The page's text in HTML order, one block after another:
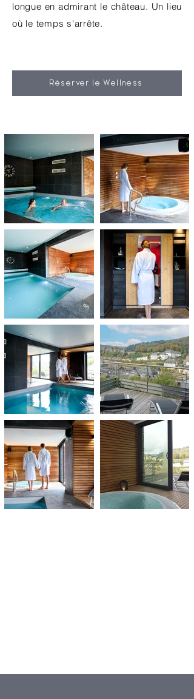
longue en admirant le château. Un lieu
où le temps s'arrête.
Réserver le Wellness